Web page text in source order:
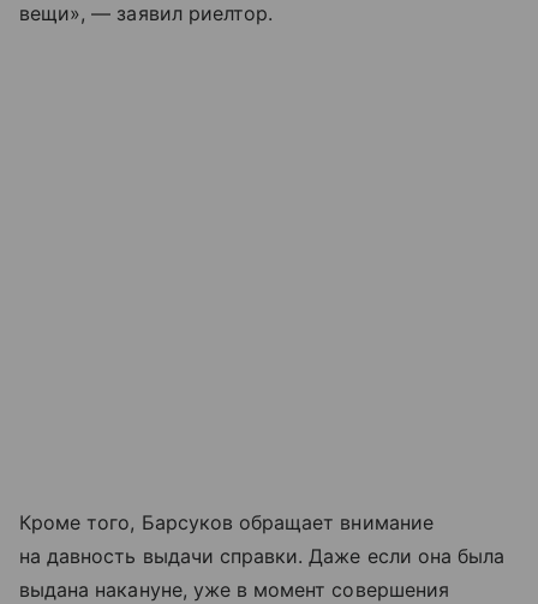
вещи», — заявил риелтор.
Кроме того, Барсуков обращает внимание
на давность выдачи справки. Даже если она была
выдана накануне, уже в момент совершения